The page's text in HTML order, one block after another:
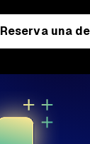
Reserva una